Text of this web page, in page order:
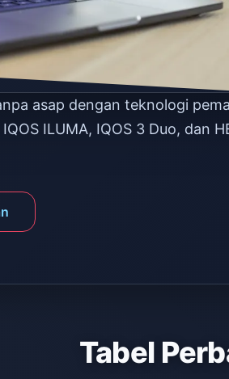
asap dengan teknologi
ILUMA, IQOS 3 Duo, dan
Tabel